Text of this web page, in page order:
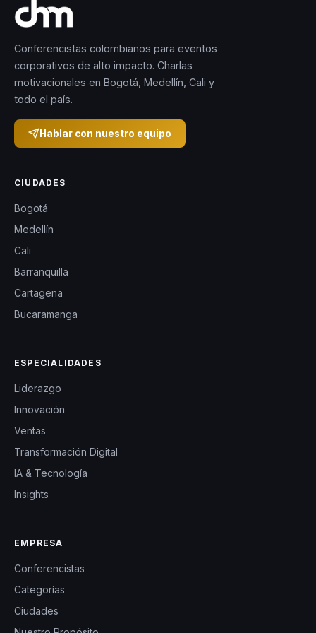
Conferencistas colombianos para eventos
corporativos de alto impacto. Charlas
motivacionales en Bogotá, Medellín, Cali y
todo el país.
Hablar con nuestro equipo
CIUDADES
Bogotá
Medellín
Cali
Barranquilla
Cartagena
Bucaramanga
ESPECIALIDADES
Liderazgo
Innovación
Ventas
Transformación Digital
IA & Tecnología
Insights
EMPRESA
Conferencistas
Categorías
Ciudades